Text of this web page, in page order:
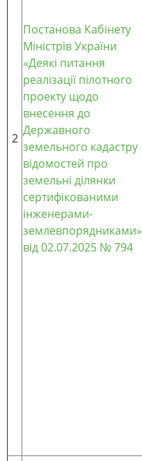
2
Постанова Кабінету
Міністрів України
«Деякі питання
реалізації пілотного
проекту щодо
внесення до
Державного
земельного кадастру
відомостей про
земельні ділянки
сертифікованими
інженерами-
землевпорядниками»
від 02.07.2025 № 794